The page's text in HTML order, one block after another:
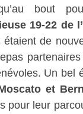
bout
19-22 de
étaient de
Un bel
et
pour leur